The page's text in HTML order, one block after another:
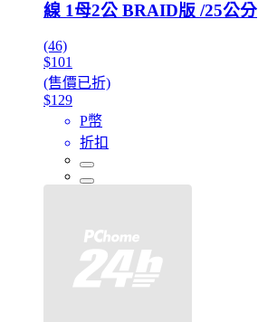
線 1母2公 BRAID版 /25公分
(46)
$101
(售價已折)
$129
P幣
折扣